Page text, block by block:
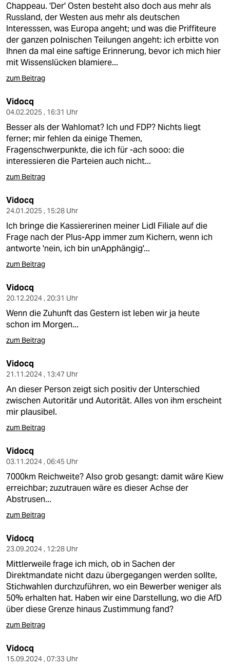
Chappeau. 'Der' Osten besteht also doch aus mehr als
Russland, der Westen aus mehr als deutschen
Interesssen, was Europa angeht; und was die Priffiteure
der ganzen polnischen Teilungen angeht: ich erbitte von
Ihnen da mal eine saftige Erinnerung, bevor ich mich hier
mit Wissenslücken blamiere...
zum Beitrag
Vidocq
04.02.2025 , 16:31 Uhr
Besser als der Wahlomat? Ich und FDP? Nichts liegt
ferner; mir fehlen da einige Themen,
Fragenschwerpunkte, die ich für -ach sooo: die
interessieren die Parteien auch nicht...
zum Beitrag
Vidocq
24.01.2025 , 15:28 Uhr
Ich bringe die Kassiererinen meiner Lidl Filiale auf die
Frage nach der Plus-App immer zum Kichern, wenn ich
antworte 'nein, ich bin unApphängig'...
zum Beitrag
Vidocq
20.12.2024 , 20:31 Uhr
Wenn die Zuhunft das Gestern ist leben wir ja heute
schon im Morgen...
zum Beitrag
Vidocq
21.11.2024 , 13:47 Uhr
An dieser Person zeigt sich positiv der Unterschied
zwischen Autoritär und Autorität. Alles von ihm erscheint
mir plausibel.
zum Beitrag
Vidocq
03.11.2024 , 06:45 Uhr
7000km Reichweite? Also grob gesangt: damit wäre Kiew
erreichbar; zuzutrauen wäre es dieser Achse der
Abstrusen...
zum Beitrag
Vidocq
23.09.2024 , 12:28 Uhr
Mittlerweile frage ich mich, ob in Sachen der
Direktmandate nicht dazu übergegangen werden sollte,
Stichwahlen durchzuführen, wo ein Bewerber weniger als
50% erhalten hat. Haben wir eine Darstellung, wo die AfD
über diese Grenze hinaus Zustimmung fand?
zum Beitrag
Vidocq
15.09.2024 , 07:33 Uhr